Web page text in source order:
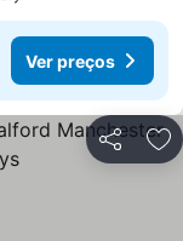
Ver preços
Partilhar